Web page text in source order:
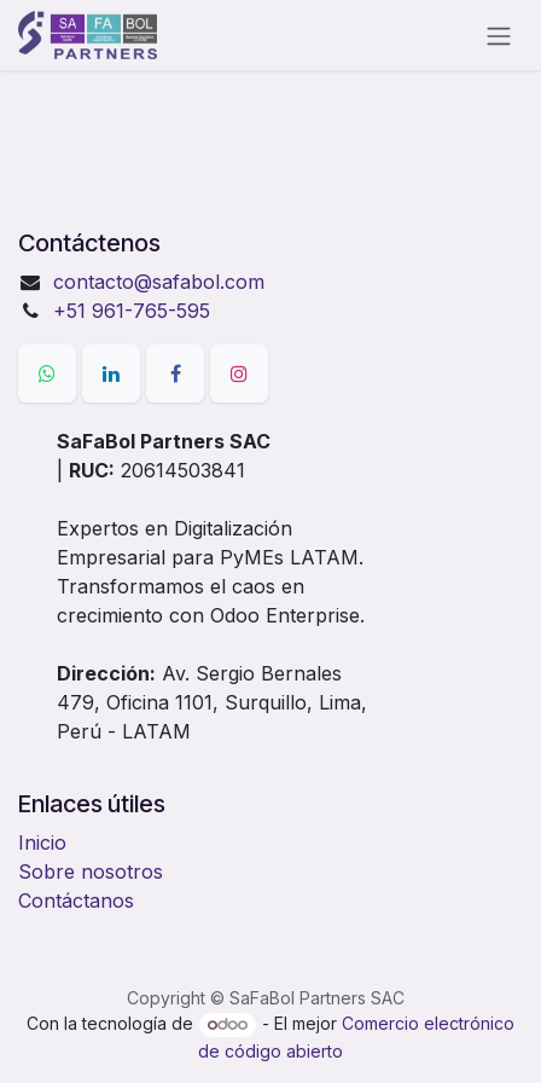
Ir al contenido
Contáctenos
contacto@safabol.com
+51 961-765-595
SaFaBol Partners SAC
RUC: 20614503841
Expertos en Digitalización
Empresarial para PyMEs LATAM.
Transformamos el caos en
crecimiento con Odoo Enterprise.
Dirección: Av. Sergio Bernales
479, Oficina 1101, Surquillo, Lima,
Perú - LATAM
Enlaces útiles
Inicio
Sobre nosotros
Contáctanos
Copyright © SaFaBol Partners SAC
Con la tecnología de
- El mejor Comercio electrónico
de código abierto